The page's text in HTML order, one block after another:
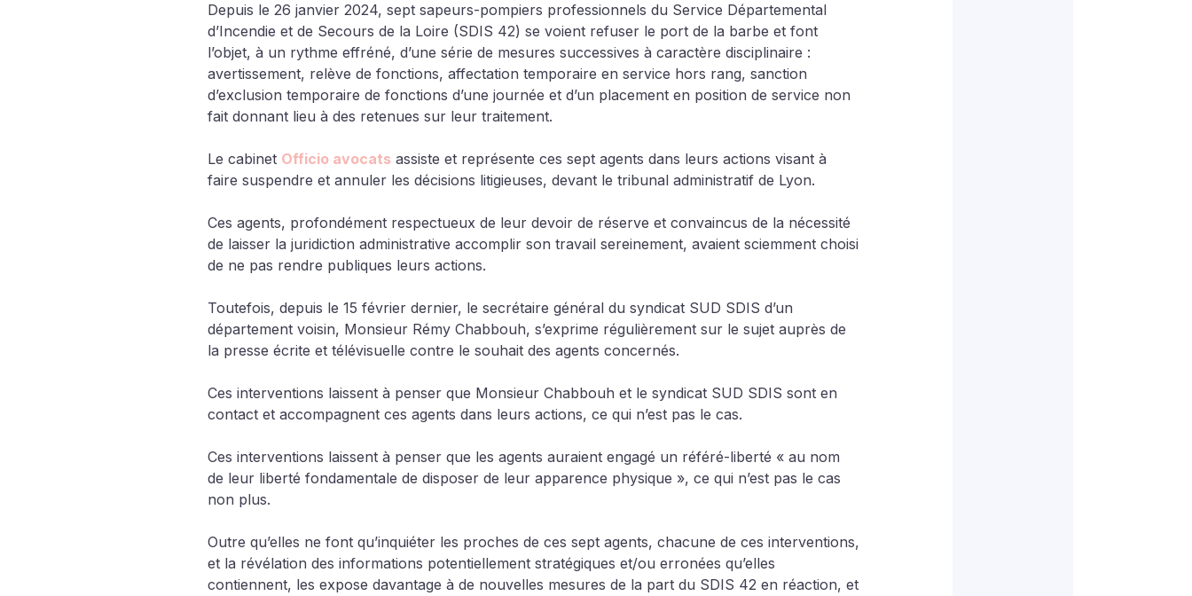
Depuis le 26 janvier 2024, sept sapeurs-pompiers professionnels du Service Départemental
d’Incendie et de Secours de la Loire (SDIS 42) se voient refuser le port de la barbe et font
l’objet, à un rythme effréné, d’une série de mesures successives à caractère disciplinaire :
avertissement, relève de fonctions, affectation temporaire en service hors rang, sanction
d’exclusion temporaire de fonctions d’une journée et d’un placement en position de service non
fait donnant lieu à des retenues sur leur traitement.
Le cabinet Officio avocats assiste et représente ces sept agents dans leurs actions visant à
faire suspendre et annuler les décisions litigieuses, devant le tribunal administratif de Lyon.
Ces agents, profondément respectueux de leur devoir de réserve et convaincus de la nécessité
de laisser la juridiction administrative accomplir son travail sereinement, avaient sciemment choisi
de ne pas rendre publiques leurs actions.
Toutefois, depuis le 15 février dernier, le secrétaire général du syndicat SUD SDIS d’un
département voisin, Monsieur Rémy Chabbouh, s’exprime régulièrement sur le sujet auprès de
la presse écrite et télévisuelle contre le souhait des agents concernés.
Ces interventions laissent à penser que Monsieur Chabbouh et le syndicat SUD SDIS sont en
contact et accompagnent ces agents dans leurs actions, ce qui n’est pas le cas.
Ces interventions laissent à penser que les agents auraient engagé un référé-liberté « au nom
de leur liberté fondamentale de disposer de leur apparence physique », ce qui n’est pas le cas
non plus.
Outre qu’elles ne font qu’inquiéter les proches de ces sept agents, chacune de ces interventions,
et la révélation des informations potentiellement stratégiques et/ou erronées qu’elles
contiennent, les expose davantage à de nouvelles mesures de la part du SDIS 42 en réaction, et